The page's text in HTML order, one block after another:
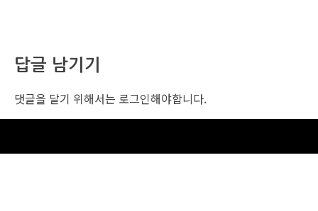
답글 남기기
댓글을 달기 위해서는 로그인해야합니다.